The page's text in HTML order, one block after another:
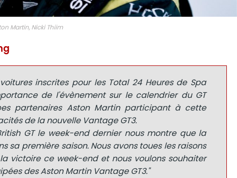
Martin, Nicki Thiim
inscrites pour les Total 24 Heures de Spa
de l'évènement sur le calendrier du GT
partenaires Aston Martin participant à cette
de la nouvelle Vantage GT3.
GT le week-end dernier nous montre que la
sa première saison. Nous avons toues les raisons
victoire ce week-end et nous voulons souhaiter
des Aston Martin Vantage GT3."